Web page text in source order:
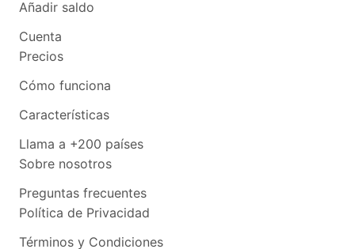
Añadir saldo
Cuenta
Precios
Cómo funciona
Características
Llama a +200 países
Sobre nosotros
Preguntas frecuentes
Política de Privacidad
Términos y Condiciones